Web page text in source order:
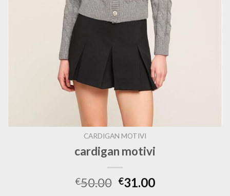
CARDIGAN MOTIVI
cardigan motivi
€50.00 €31.00